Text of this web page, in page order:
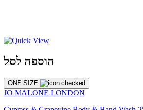
הוספה לסל
ONE SIZE
JO MALONE LONDON